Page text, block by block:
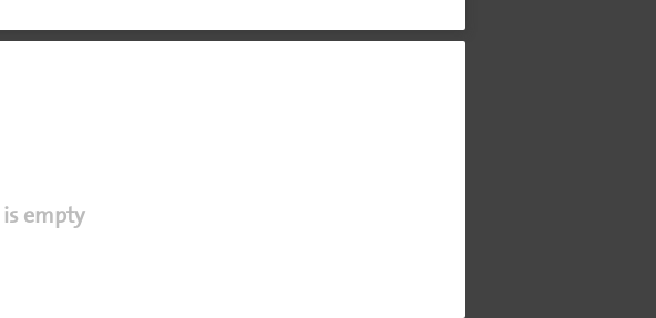
empty